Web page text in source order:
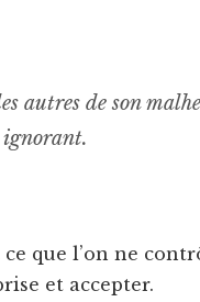
autres de son
ignorant.
que l’on ne
et accepter.